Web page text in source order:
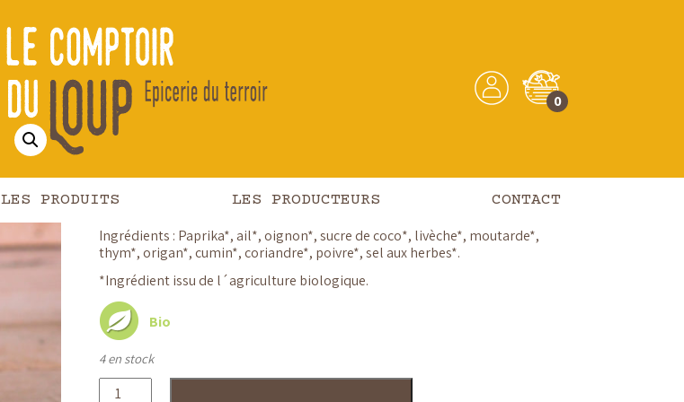
0
LES PRODUITS LES PRODUCTEURS CONTACT
Barbecue – 55gr
€4,80TVAC
Assaisonnement complet pour marinades, viandes ou légumes à griller.
Ingrédients : Paprika*, ail*, oignon*, sucre de coco*, livèche*, moutarde*,
thym*, origan*, cumin*, coriandre*, poivre*, sel aux herbes*.
*Ingrédient issu de l´agriculture biologique.
Bio
4 en stock
quantité